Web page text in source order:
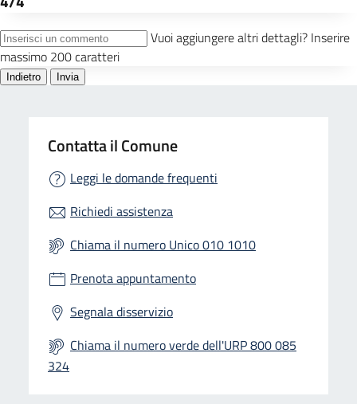
Contatta il Comune
Leggi le domande frequenti
Richiedi assistenza
Chiama il numero Unico 010 1010
Prenota appuntamento
Segnala disservizio
Chiama il numero verde dell'URP 800 085
324